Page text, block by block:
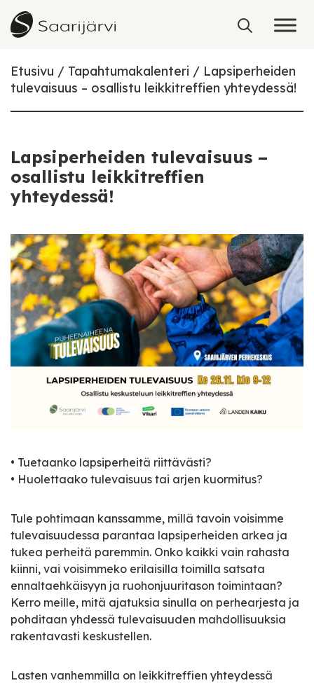
Skip to content
Etusivu Tapahtumakalenteri
Lapsiperheiden
tulevaisuus – osallistu leikkitreffien yhteydessä!
Lapsiperheiden tulevaisuus –
osallistu leikkitreffien
yhteydessä!
• Tuetaanko lapsiperheitä riittävästi?
• Huolettaako tulevaisuus tai arjen kuormitus?
Tule pohtimaan kanssamme, millä tavoin voisimme
tulevaisuudessa parantaa lapsiperheiden arkea ja
tukea perheitä paremmin. Onko kaikki vain rahasta
kiinni, vai voisimmeko erilaisilla toimilla satsata
ennaltaehkäisyyn ja ruohonjuuritason toimintaan?
Kerro meille, mitä ajatuksia sinulla on perhearjesta ja
pohditaan yhdessä tulevaisuuden mahdollisuuksia
rakentavasti keskustellen.
Lasten vanhemmilla on leikkitreffien yhteydessä